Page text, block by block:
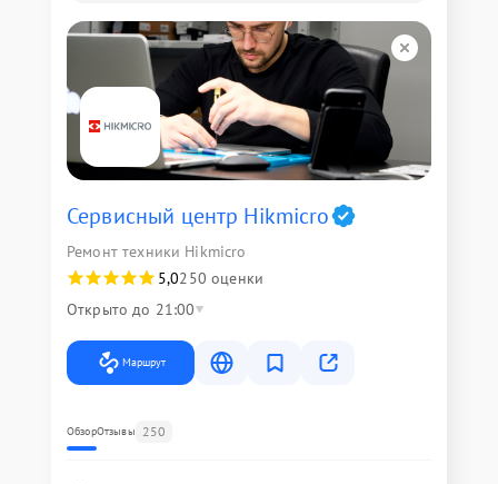
Сервисный центр Hikmicro
Ремонт техники Hikmicro
5,0250 оценки
Открыто до 21:00
Маршрут
ОбзорОтзывы 250